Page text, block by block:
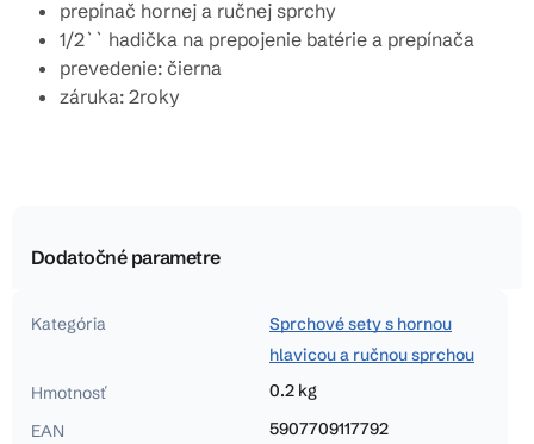
prepínač hornej a ručnej sprchy
1/2`` hadička na prepojenie batérie a prepínača
prevedenie: čierna
záruka: 2roky
Dodatočné parametre
Kategória
Sprchové sety s hornou
hlavicou a ručnou sprchou
Hmotnosť
0.2 kg
EAN
5907709117792